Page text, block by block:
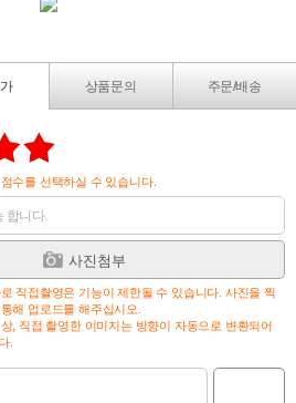
상품문의 주문/배송
수를 선택하실 수 있습니다.
사진첨부
직접촬영은 기능이 제한될 수 있습니다. 사진을 찍
해 업로드를 해주십시오.
, 직접 촬영한 이미지는 방향이 자동으로 변환되어
.